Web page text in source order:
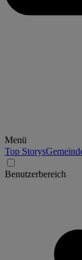
Menü
Top Storys
Benutzerbereich